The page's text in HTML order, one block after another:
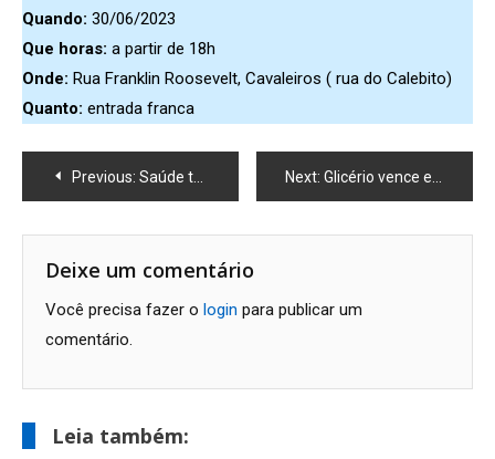
Quando: 30/06/2023
Que horas: a partir de 18h
Onde: Rua Franklin Roosevelt, Cavaleiros ( rua do Calebito)
Quanto: entrada franca
Navegação
de
Post
Previous: Saúde terá Polo temporário de Vacinação no Shopping Plaza Next: Glicério vence e Paraíso e Córrego do Ouro empatamna primeira rodada do Campeonato Serrano Veterano
Deixe um comentário
Você precisa fazer o login para publicar um
comentário.
Leia também: